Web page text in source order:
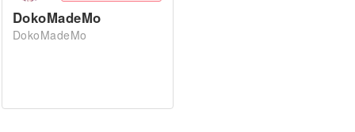
DokoMadeMo
DokoMadeMo